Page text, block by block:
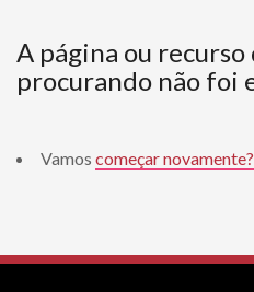
A página ou recurso
procurando não foi
Vamos começar novamente?